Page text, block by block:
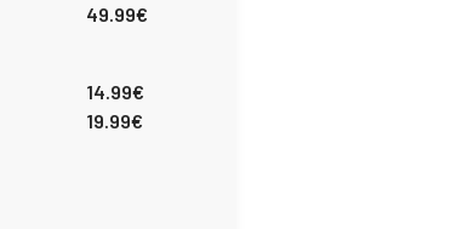
49.99€
14.99€
19.99€